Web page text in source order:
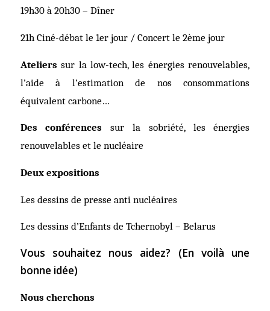
19h30 à 20h30 – Dîner
21h Ciné-débat le 1er jour / Concert le 2ème jour
Ateliers sur la low-tech, les énergies renouvelables,
l’aide à l’estimation de nos consommations
équivalent carbone…
Des conférences sur la sobriété, les énergies
renouvelables et le nucléaire
Deux expositions
Les dessins de presse anti nucléaires
Les dessins d’Enfants de Tchernobyl – Belarus
Vous souhaitez nous aidez? (En voilà une
bonne idée)
Nous cherchons